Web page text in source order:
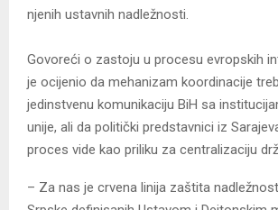
njenih ustavnih nadležnosti.
Govoreći o zastoju u procesu evropskih
je ocijenio da mehanizam koordinacije
jedinstvenu komunikaciju BiH sa
unije, ali da politički predstavnici iz
proces vide kao priliku za centralizaciju
– Za nas je crvena linija zaštita